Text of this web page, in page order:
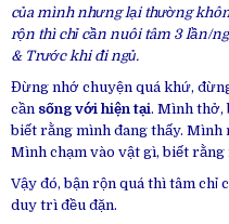
của mình nhưng lại thường
rộn thì chỉ cần nuôi tâm 3 lần/
& Trước khi đi ngủ.
Đừng nhớ chuyện quá khứ,
cần sống với hiện tại. Mình thở,
biết rằng mình đang thấy. Mình
Mình chạm vào vật gì, biết rằng
Vậy đó, bận rộn quá thì tâm chỉ
duy trì đều đặn.